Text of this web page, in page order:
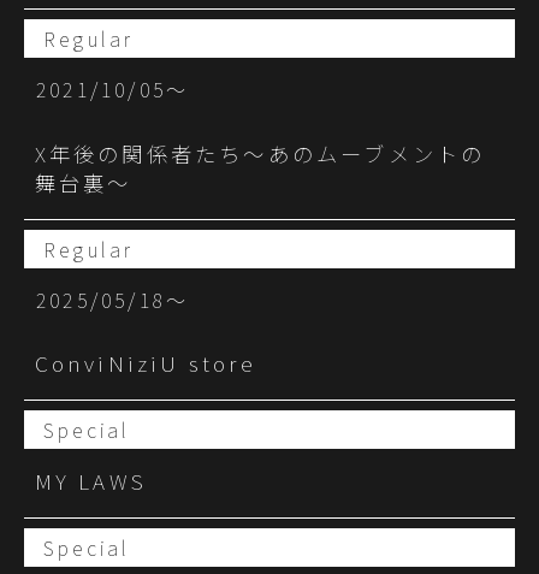
Regular
2021/10/05〜
X年後の関係者たち〜あのムーブメントの
舞台裏〜
Regular
2025/05/18〜
ConviNiziU store
Special
MY LAWS
Special